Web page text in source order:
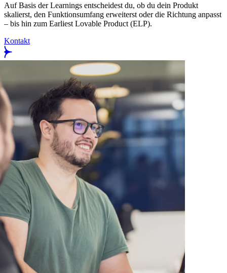
Auf Basis der Learnings entscheidest du, ob du dein Produkt
skalierst, den Funktionsumfang erweiterst oder die Richtung anpasst
– bis hin zum Earliest Lovable Product (ELP).
Kontakt